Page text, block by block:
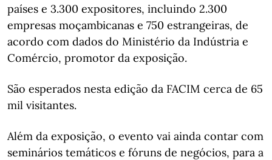
países e 3.300 expositores, incluindo 2.300
empresas moçambicanas e 750 estrangeiras, de
acordo com dados do Ministério da Indústria e
Comércio, promotor da exposição.
São esperados nesta edição da FACIM cerca de 65
mil visitantes.
Além da exposição, o evento vai ainda contar com
seminários temáticos e fóruns de negócios, para a